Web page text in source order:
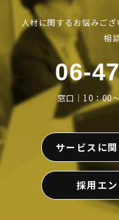
人材に関するお悩みご
相
06-
窓口｜10：00
サービスに
採用エ